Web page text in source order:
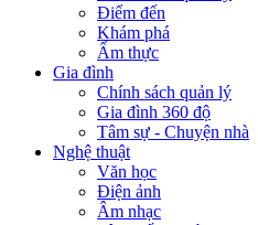
Điểm đến
Khám phá
Ẩm thực
Gia đình
Chính sách quản lý
Gia đình 360 độ
Tâm sự - Chuyện nhà
Nghệ thuật
Văn học
Điện ảnh
Âm nhạc